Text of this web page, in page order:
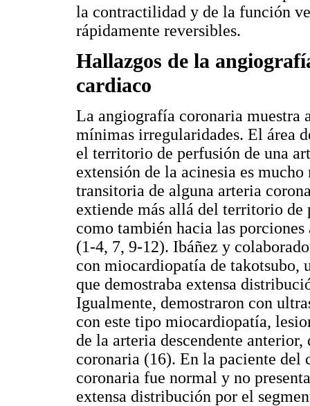
la contractilidad y de la función
rápidamente reversibles.
Hallazgos de la
cardiaco
La angiografía coronaria muestra
mínimas irregularidades. El área
el territorio de perfusión de una
extensión de la acinesia es
transitoria de alguna arteria
extiende más allá del territorio de
como también hacia las
(1-4, 7, 9-12). Ibáñez y
con miocardiopatía de takotsubo,
que demostraba extensa
Igualmente, demostraron con
con este tipo miocardiopatía,
de la arteria descendente
coronaria (16). En la paciente
coronaria fue normal y no
extensa distribución por el